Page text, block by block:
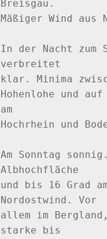
Breisgau.
Mäßiger Wind
In der Nacht zum
verbreitet
klar. Minima
Hohenlohe und
am
Hochrhein und
Am Sonntag
Albhochfläche
und bis 16 Grad
Nordostwind. Vor
allem im
starke bis